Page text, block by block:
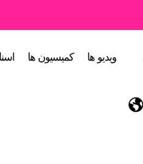
ویدیو ها کمیسیون ها